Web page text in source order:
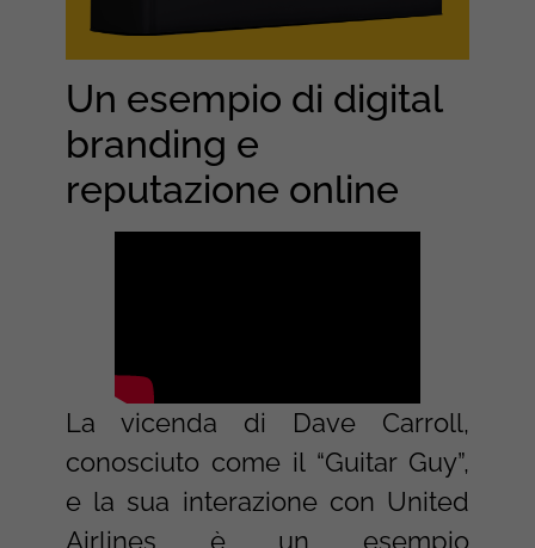
Un esempio di digital
branding e
reputazione online
La vicenda di Dave Carroll,
conosciuto come il “Guitar Guy”,
e la sua interazione con United
Airlines è un esempio